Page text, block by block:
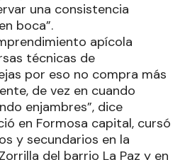
una consistencia
boca”.
apícola
técnicas de
por eso no compra más
de vez en cuando
enjambres”, dice
en Formosa capital, cursó
y secundarios en la
del barrio La Paz y en